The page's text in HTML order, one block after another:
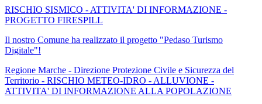
RISCHIO SISMICO - ATTIVITA' DI INFORMAZIONE -
PROGETTO FIRESPILL
Il nostro Comune ha realizzato il progetto "Pedaso Turismo
Digitale"!
Regione Marche - Direzione Protezione Civile e Sicurezza del
Territorio - RISCHIO METEO-IDRO - ALLUVIONE -
ATTIVITA' DI INFORMAZIONE ALLA POPOLAZIONE